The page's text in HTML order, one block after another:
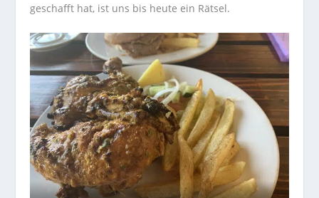
geschafft hat, ist uns bis heute ein Rätsel.